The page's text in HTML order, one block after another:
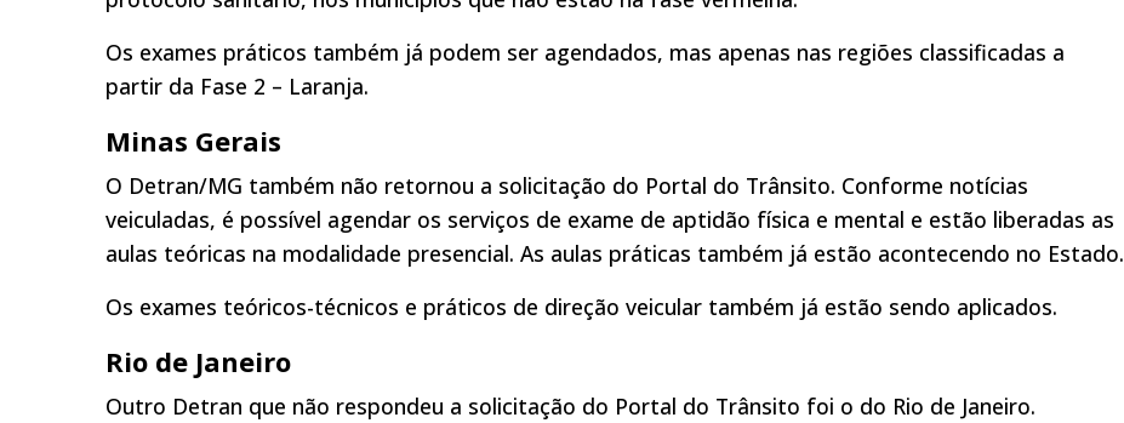
Os exames práticos também já podem ser agendados, mas apenas nas regiões classificadas a
partir da Fase 2 – Laranja.
Minas Gerais
O Detran/MG também não retornou a solicitação do Portal do Trânsito. Conforme notícias
veiculadas, é possível agendar os serviços de exame de aptidão física e mental e estão liberadas as
aulas teóricas na modalidade presencial. As aulas práticas também já estão acontecendo no Estado.
Os exames teóricos-técnicos e práticos de direção veicular também já estão sendo aplicados.
Rio de Janeiro
Outro Detran que não respondeu a solicitação do Portal do Trânsito foi o do Rio de Janeiro.